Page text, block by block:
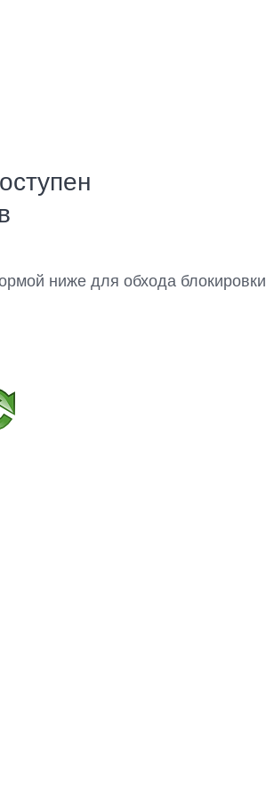
ниже для обхода блокировки